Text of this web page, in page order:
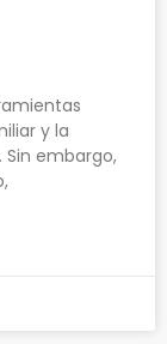
y la
embargo,